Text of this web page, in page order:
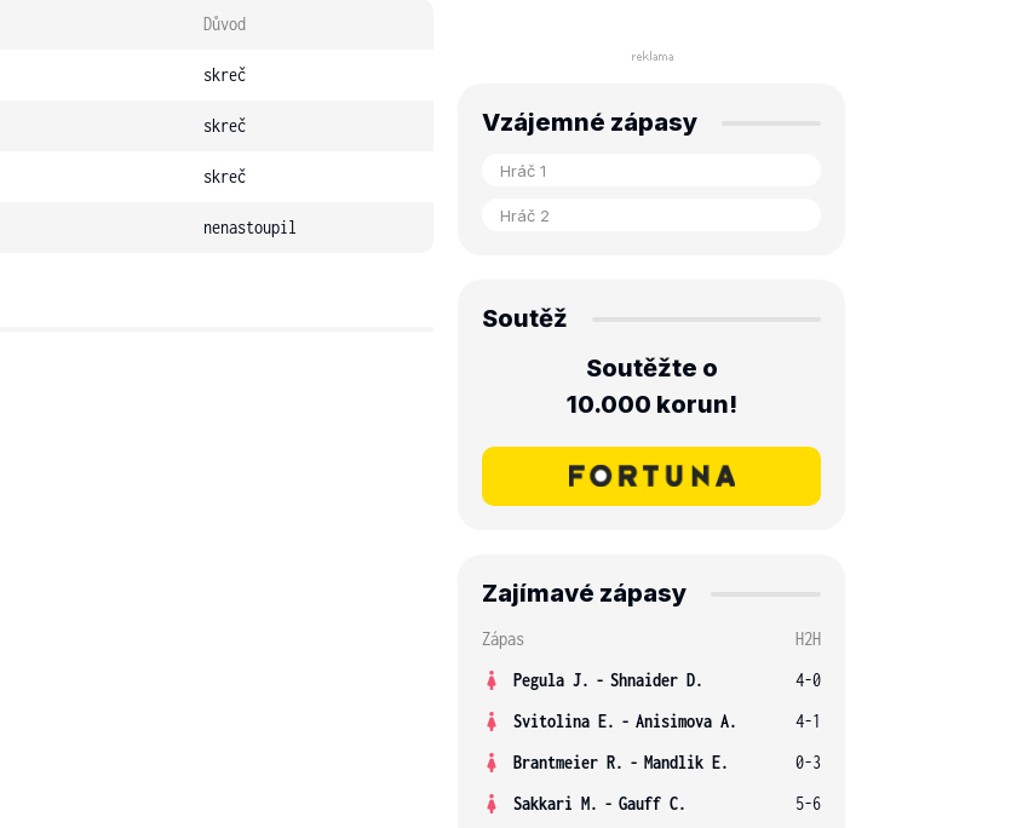
Důvod
skreč
skreč
skreč
nenastoupil
Vzájemné zápasy
Soutěž
Soutěžte o
10.000 korun!
Zajímavé zápasy
Zápas
H2H
Pegula J. - Shnaider D.
4-0
Svitolina E. - Anisimova A.
4-1
Brantmeier R. - Mandlik E.
0-3
Sakkari M. - Gauff C.
5-6